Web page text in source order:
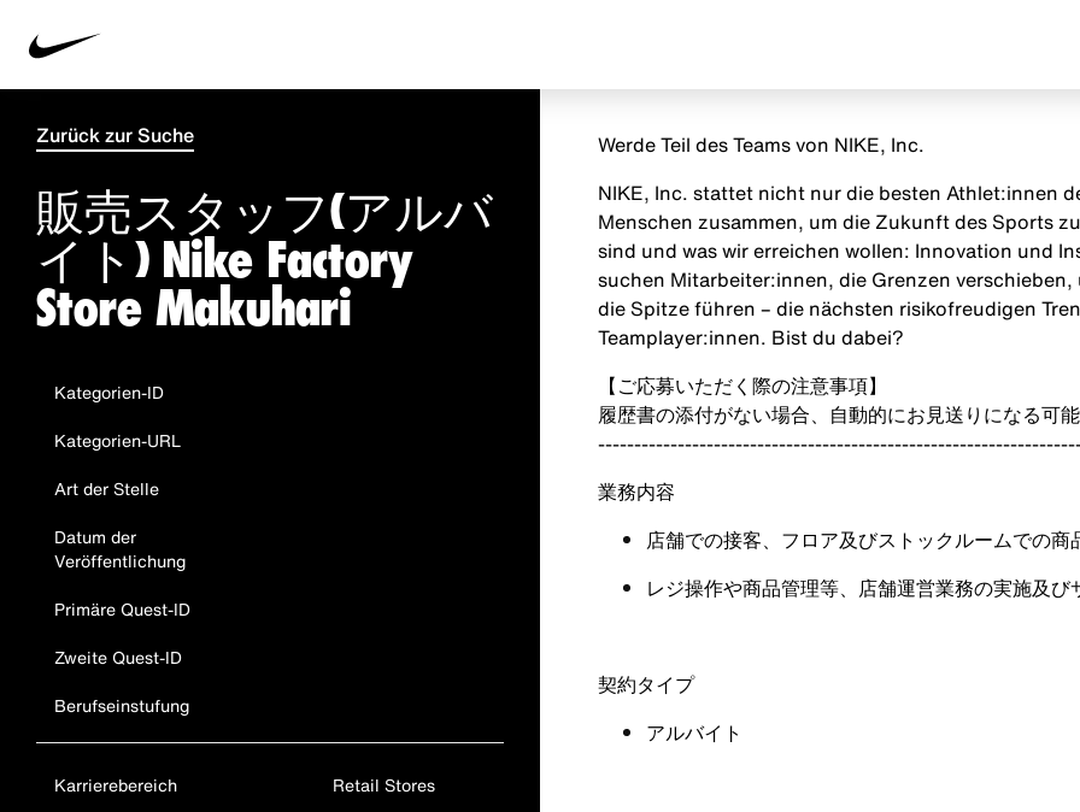
Zurück zur Suche
販売スタッフ(アルバ
イト) Nike Factory
Store Makuhari
Kategorien-ID
Kategorien-URL
Art der Stelle
Datum der
Veröffentlichung
Primäre Quest-ID
Zweite Quest-ID
Berufseinstufung
Karrierebereich
Retail Stores
Werde Teil des Teams von NIKE, Inc.
NIKE, Inc. stattet nicht nur die besten Athlet:innen
Menschen zusammen, um die Zukunft des Sports
sind und was wir erreichen wollen: Innovation und
suchen Mitarbeiter:innen, die Grenzen
die Spitze führen – die nächsten risikofreudigen
Teamplayer:innen. Bist du dabei?
【ご応募いただく際の注意事項】
履歴書の添付がない場合、自動的にお見送りになる可
業務内容
店舗での接客、フロア及びストックルームでの商
レジ操作や商品管理等、店舗運営業務の実施及び
契約タイプ
アルバイト